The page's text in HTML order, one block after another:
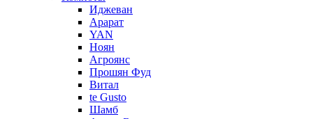
Иджеван
Арарат
YAN
Ноян
Агроянс
Прошян Фуд
Витал
te Gusto
Шамб